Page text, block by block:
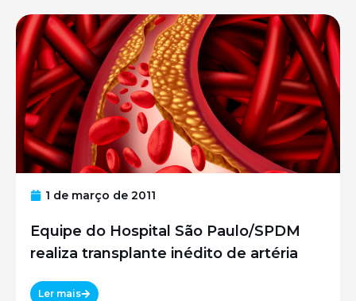
1 de março de 2011
Equipe do Hospital São Paulo/SPDM
realiza transplante inédito de artéria
Ler mais